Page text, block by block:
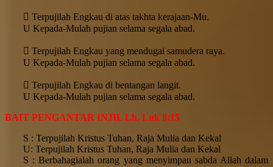
 Terpujilah Engkau di atas takhta kerajaan-Mu.
U Kepada-Mulah pujian selama segala abad.
 Terpujilah Engkau yang mendugai samudera raya.
U Kepada-Mulah pujian selama segala abad.
 Terpujilah Engkau di bentangan langit.
U Kepada-Mulah pujian selama segala abad.
BAIT PENGANTAR INJIL Lh. Luk 8:15
S : Terpujilah Kristus Tuhan, Raja Mulia dan Kekal
U: Terpujilah Kristus Tuhan, Raja Mulia dan Kekal
S : Berbahagialah orang yang menyimpan sabda Allah dalam